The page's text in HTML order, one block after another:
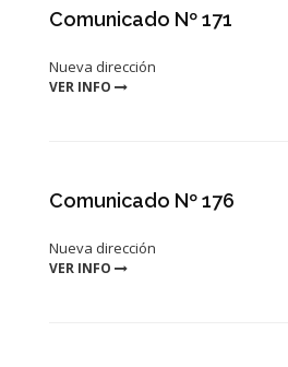
Comunicado Nº 171
Nueva dirección
VER INFO
Comunicado Nº 176
Nueva dirección
VER INFO